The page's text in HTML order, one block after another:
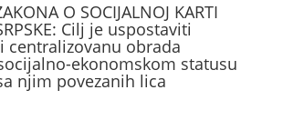
O SOCIJALNOJ KARTI
Cilj je uspostaviti
centralizovanu obrada
ekonomskom statusu
njim povezanih lica